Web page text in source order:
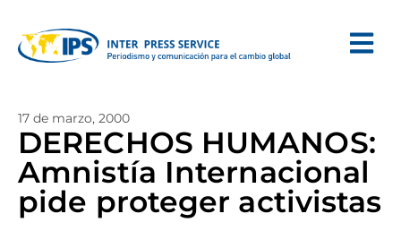
17 de marzo, 2000
DERECHOS HUMANOS:
Amnistía Internacional
pide proteger activistas